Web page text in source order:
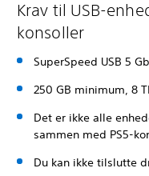
Krav til USB-
konsoller
SuperSpeed USB 5
250 GB minimum, 8
Det er ikke alle
sammen med PS5-
Du kan ikke tilslutte